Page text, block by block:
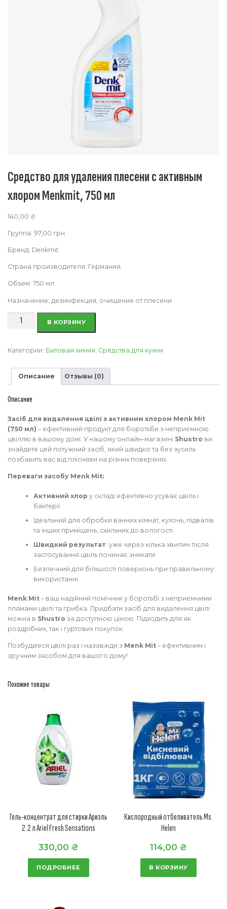
Средство для удаления плесени с активным
хлором Menkmit, 750 мл
140,00 ₴
Группа: 97,00 грн.
Бренд: Denkmit
Страна производителя: Германия.
Объем: 750 мл
Назначение: дезинфекция, очищение от плесени
Количество
для
плесени
активным
хлором
750
мл
В КОРЗИНУ
Категории: Бытовая химия Средства для кухни
Описание Отзывы (0)
Описание
Засіб для видалення цвілі з активним хлором Menk Mit
(750 мл) – ефективний продукт для боротьби з неприємною
цвіллю в вашому домі. У нашому онлайн-магазині Shustro ви
знайдете цей потужний засіб, який швидко та без зусиль
позбавить вас від плісняви на різних поверхнях.
Переваги засобу Menk Mit:
Активний хлор у складі ефективно усуває цвіль і
бактерії.
Ідеальний для обробки ванних кімнат, кухонь, підвалів
та інших приміщень, схильних до вологості.
Швидкий результат: уже через кілька хвилин після
застосування цвіль починає зникати.
Безпечний для більшості поверхонь при правильному
використанні.
Menk Mit – ваш надійний помічник у боротьбі з неприємними
плямами цвілі та грибка. Придбати засіб для видалення цвілі
можна в Shustro за доступною ціною. Підходить для як
роздрібних, так і гуртових покупок.
Позбудьтеся цвілі раз і назавжди з Menk Mit – ефективним і
зручним засобом для вашого дому!
Похожие товары
Гель-концентрат для стирки Ариэль
2.2 л Ariel Fresh Sensations
330,00 ₴
ПОДРОБНЕЕ
Кислородный отбеливатель Ms.
Helen
114,00 ₴
В КОРЗИНУ